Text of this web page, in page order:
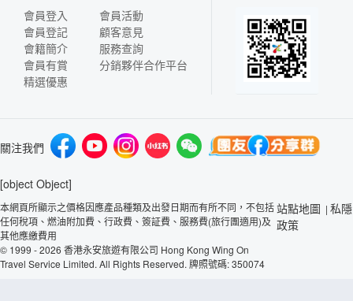
會員登入
會員登記
會籍簡介
會員有賞
精選優惠
會員活動
顧客意見
服務查詢
分銷夥伴合作平台
關注我們
[object Object]
本網頁所顯示之價格因應產品種類及出發日期而有所不同，不包括
任何稅項、燃油附加費、行政費、簽証費、服務費(旅行團適用)及
其他應繳費用
© 1999 - 2026 香港永安旅遊有限公司 Hong Kong Wing On
Travel Service Limited. All Rights Reserved. 牌照號碼: 350074
站點地圖 | 私隱
政策